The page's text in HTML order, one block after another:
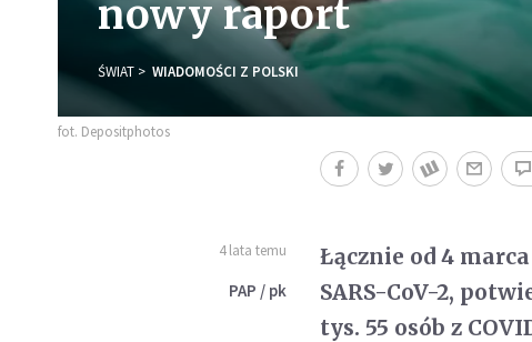
nowy raport
ŚWIAT WIADOMOŚCI Z POLSKI
fot. Depositphotos
4 lata temu
PAP / pk
Łącznie od 4
SARS-CoV-2,
tys. 55 osób z